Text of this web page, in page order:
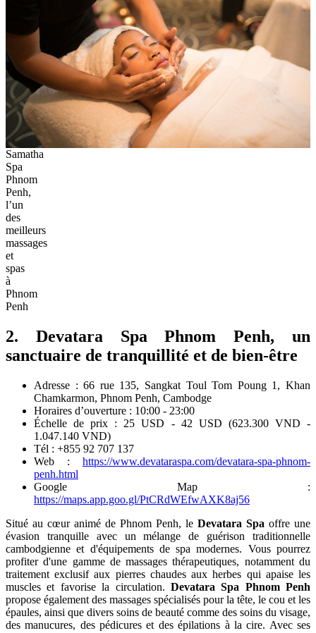
Samatha
Spa
Phnom
Penh,
l’un
des
meilleurs
massages
et
spas
à
Phnom
Penh
2. Devatara Spa Phnom Penh, un
sanctuaire de tranquillité et de bien-être
Adresse : 66 rue 135, Sangkat Toul Tom Poung 1, Khan
Chamkarmon, Phnom Penh, Cambodge
Horaires d’ouverture : 10:00 - 23:00
Échelle de prix : 25 USD - 42 USD (623.300 VND -
1.047.140 VND)
Tél : +855 92 707 137
Web : https://www.devataraspa.com/devatara-spa-phnom-
penh.html
Google Map :
https://maps.app.goo.gl/PtCRdWEfwAXK8aj56
Situé au cœur animé de Phnom Penh, le Devatara Spa offre une
évasion tranquille avec un mélange de guérison traditionnelle
cambodgienne et d'équipements de spa modernes. Vous pourrez
profiter d'une gamme de massages thérapeutiques, notamment du
traitement exclusif aux pierres chaudes aux herbes qui apaise les
muscles et favorise la circulation. Devatara Spa Phnom Penh
propose également des massages spécialisés pour la tête, le cou et les
épaules, ainsi que divers soins de beauté comme des soins du visage,
des manucures, des pédicures et des épilations à la cire. Avec ses